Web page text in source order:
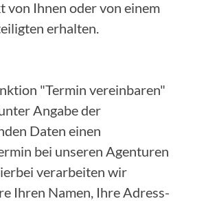
von Ihnen oder von einem
erhalten.
"Termin vereinbaren"
Angabe der
Daten einen
bei unseren Agenturen
verarbeiten wir
Ihren Namen, Ihre Adress-